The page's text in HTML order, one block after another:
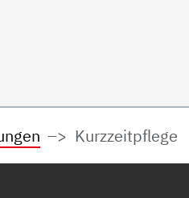
Kurzzeitpflege